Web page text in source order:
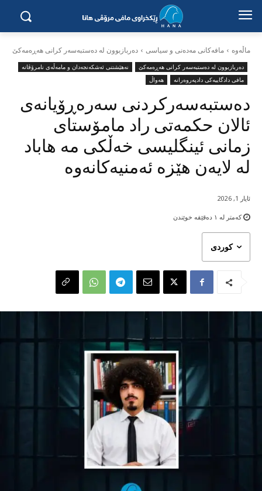
ماڵه‌وه‌ مافەکانی مەدەنی و سیاسی دەربازبوون لە دەستبەسەر کرانی هەڕەمەکێ
دەربازبوون لە دەستبەسەر کرانی هەڕەمەکێ
نەهێشتنی ئەشکەنجەدان و مامەڵەی نامرۆڤانە
مافی دادگاییەکی دادپەروەرانە
هەواڵ
دەستبەسەرکردنی سەرەڕۆیانەی
ئالان حکمەتی راد مامۆستای
زمانی ئینگلیسی خەڵکی مه هاباد
لە لایەن هێزە ئەمنیەکانەوە
کوردی
کەمتر لە ١ دەقێقە خوێندن
ئایار 1, 2026